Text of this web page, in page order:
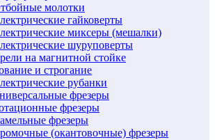
молотки
гайковерты
миксеры (мешалки)
шуруповерты
на магнитной стойке
и строгание
рубанки
фрезеры
фрезеры
фрезеры
(окантовочные) фрезеры